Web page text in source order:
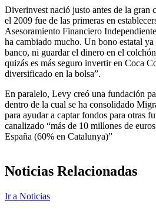
Diverinvest nació justo antes de la gran
el 2009 fue de las primeras en
Asesoramiento Financiero
ha cambiado mucho. Un bono estatal
banco, ni guardar el dinero en el
quizás es más seguro invertir en Coca
diversificado en la bolsa”.
En paralelo, Levy creó una fundación
dentro de la cual se ha consolidado
para ayudar a captar fondos para otras
canalizado “más de 10 millones de
España (60% en Catalunya)”
Noticias Relacionadas
Ir a Noticias